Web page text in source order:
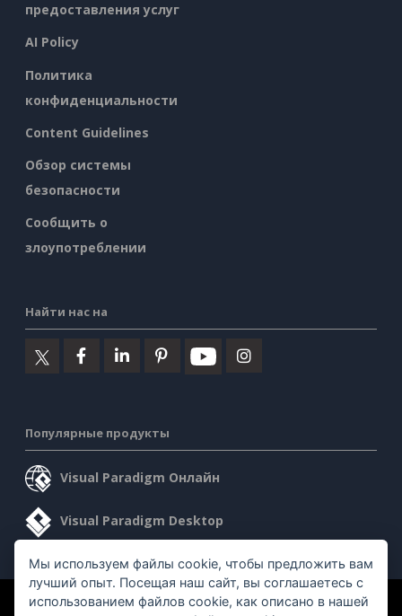
предоставления услуг
AI Policy
Политика
конфиденциальности
Content Guidelines
Обзор системы
безопасности
Сообщить о
злоупотреблении
Найти нас на
Популярные продукты
Visual Paradigm Онлайн
Visual Paradigm Desktop
©2026 by Visual Paradigm. Все права защищены.
Мы используем файлы cookie, чтобы предложить вам
лучший опыт. Посещая наш сайт, вы соглашаетесь с
использованием файлов cookie, как описано в нашей